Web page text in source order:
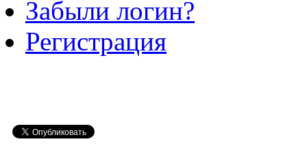
Забыли логин?
Регистрация